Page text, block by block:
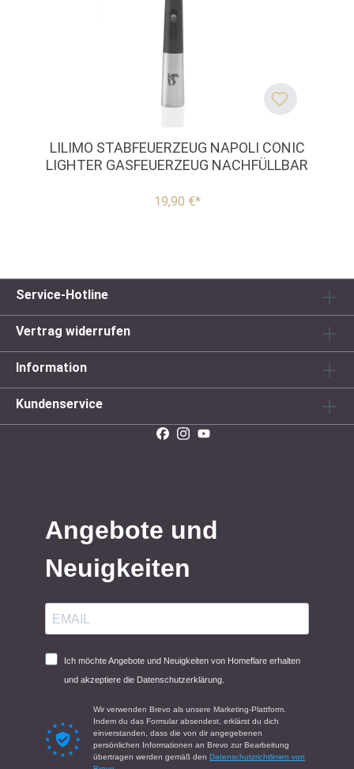
LILIMO STABFEUERZEUG NAPOLI CONIC
LIGHTER GASFEUERZEUG NACHFÜLLBAR
19,90 €*
Service-Hotline
Vertrag widerrufen
Information
Kundenservice
Angebote und
Neuigkeiten
Ich möchte Angebote und Neuigkeiten von Homeflare erhalten
und akzeptiere die Datenschutzerklärung.
Wir verwenden Brevo als unsere Marketing-Plattform.
Indem du das Formular absendest, erklärst du dich
einverstanden, dass die von dir angegebenen
persönlichen Informationen an Brevo zur Bearbeitung
übertragen werden gemäß den Datenschutzrichtlinien von